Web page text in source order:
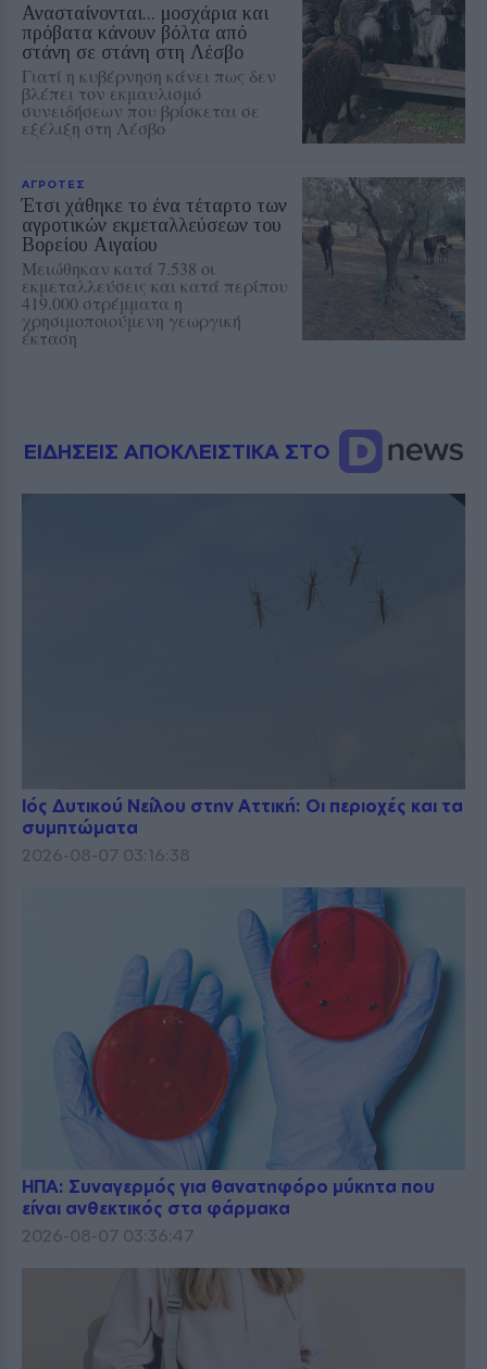
Ανασταίνονται... μοσχάρια και
πρόβατα κάνουν βόλτα από
στάνη σε στάνη στη Λέσβο
Γιατί η κυβέρνηση κάνει πως δεν
βλέπει τον εκμαυλισμό
συνειδήσεων που βρίσκεται σε
εξέλιξη στη Λέσβο
ΑΓΡΟΤΕΣ
Έτσι χάθηκε το ένα τέταρτο των
αγροτικών εκμεταλλεύσεων του
Βορείου Αιγαίου
Μειώθηκαν κατά 7.538 οι
εκμεταλλεύσεις και κατά περίπου
419.000 στρέμματα η
χρησιμοποιούμενη γεωργική
έκταση
ΕΙΔΗΣΕΙΣ ΑΠΟΚΛΕΙΣΤΙΚΑ ΣΤΟ
Ιός Δυτικού Νείλου στην Αττική: Οι περιοχές και τα
συμπτώματα
2026-08-07 03:16:38
ΗΠΑ: Συναγερμός για θανατηφόρο μύκητα που
είναι ανθεκτικός στα φάρμακα
2026-08-07 03:36:47